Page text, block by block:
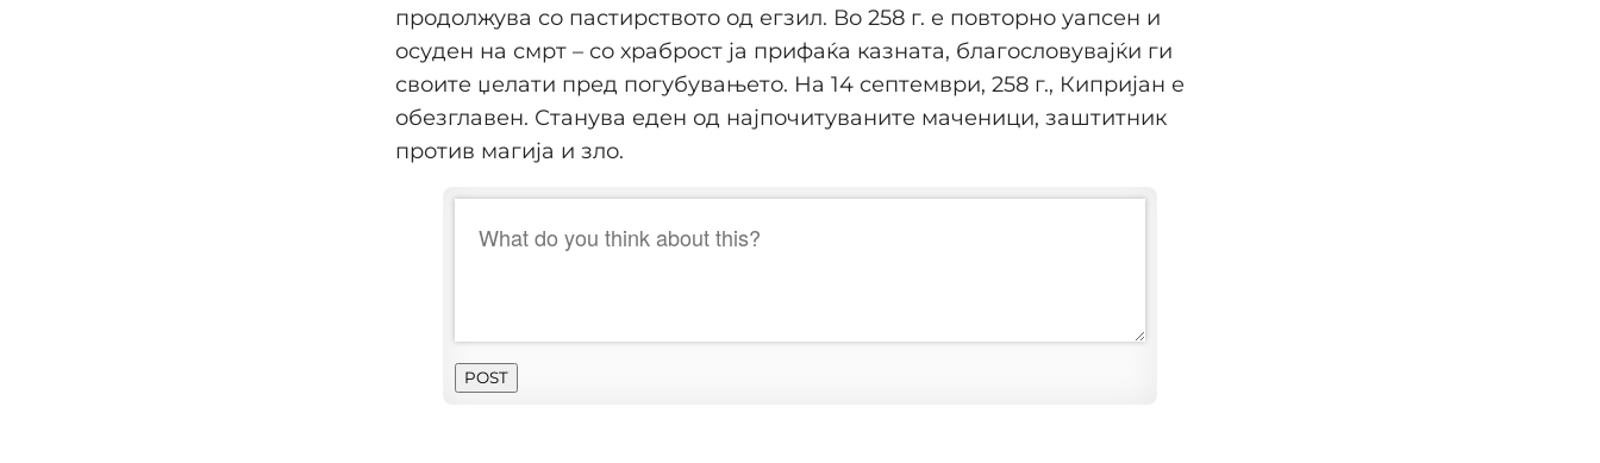
продолжува со пастирството од егзил. Во 258 г. е повторно уапсен и
осуден на смрт – со храброст ја прифаќа казната, благословувајќи ги
своите џелати пред погубувањето. На 14 септември, 258 г., Кипријан е
обезглавен. Станува еден од најпочитуваните маченици, заштитник
против магија и зло.
POST